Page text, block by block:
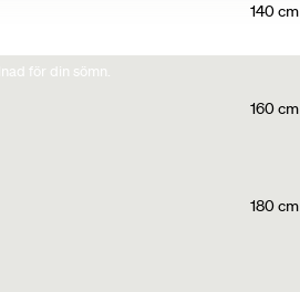
för din sömn.
140 cm
160 cm
180 cm